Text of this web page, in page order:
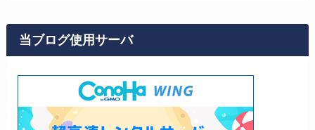
当ブログ使用サーバ